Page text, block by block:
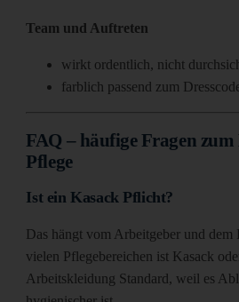
Team und Auftreten
wirkt ordentlich, nicht
farblich passend zum
FAQ – häufige Fragen
Pflege
Ist ein Kasack Pflicht?
Das hängt vom Arbeitgeber und
vielen Pflegebereichen ist Kasack
Arbeitskleidung Standard, weil es